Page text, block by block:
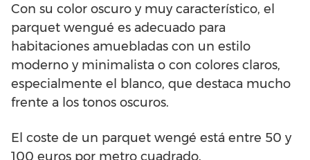
Con su color oscuro y muy característico, el
parquet wengué es adecuado para
habitaciones amuebladas con un estilo
moderno y minimalista o con colores claros,
especialmente el blanco, que destaca mucho
frente a los tonos oscuros.
El coste de un parquet wengé está entre 50 y
100 euros por metro cuadrado.